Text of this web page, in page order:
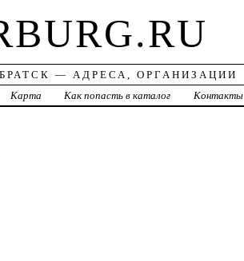
— АДРЕСА, ОРГАНИЗАЦИИ
Карта Как попасть в каталог Контакты